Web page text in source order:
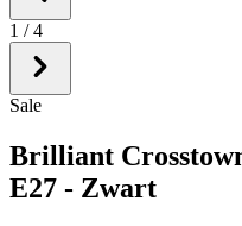
1 / 4
Sale
Brilliant
E27 - Zwart